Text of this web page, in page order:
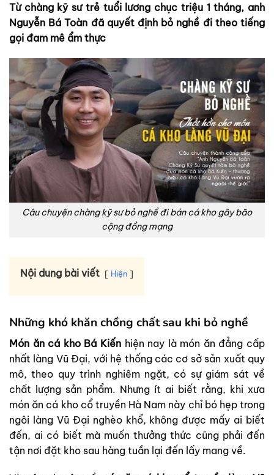
Từ chàng kỹ sư trẻ tuổi lương chục triệu 1 tháng, anh
Nguyễn Bá Toàn đã quyết định bỏ nghề đi theo tiếng
gọi đam mê ẩm thực
Câu chuyện chàng kỹ sư bỏ nghề đi bán cá kho gây bão
cộng đồng mạng
Nội dung bài viết Hiện
Những khó khăn chồng chất sau khi bỏ nghề
Món ăn cá kho Bá Kiếnhiện nay là món ăn đẳng cấp
nhất làng Vũ Đại, với hệ thống các cơ sở sản xuất quy
mô, theo quy trình nghiêm ngặt, có sự giám sát về
chất lượng sản phẩm. Nhưng ít ai biết rằng, khi xưa
món ăn cá kho cổ truyền Hà Nam này chỉ bó hẹp trong
ngôi làng Vũ Đại nghèo khổ, không được mấy ai biết
đến, ai có biết mà muốn thưởng thức cũng phải đến
tận nơi đặt kho sau hàng tuần lại đến lấy mang về.